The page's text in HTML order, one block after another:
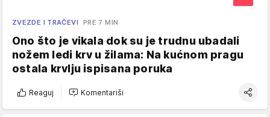
ZVEZDE I TRAČEVI PRE 7 MIN
Ono što je vikala dok su je trudnu ubadali
nožem ledi krv u žilama: Na kućnom pragu
ostala krvlju ispisana poruka
Reaguj Komentariši